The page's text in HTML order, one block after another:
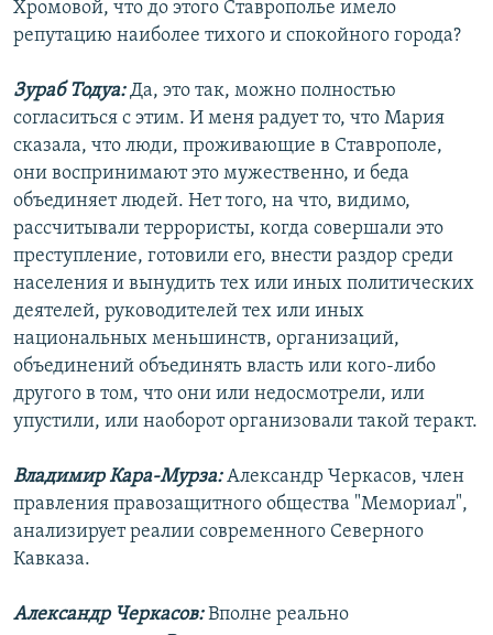
Хромовой, что до этого Ставрополье имело
репутацию наиболее тихого и спокойного города?
Зураб Тодуа:Да, это так, можно полностью
согласиться с этим. И меня радует то, что Мария
сказала, что люди, проживающие в Ставрополе,
они воспринимают это мужественно, и беда
объединяет людей. Нет того, на что, видимо,
рассчитывали террористы, когда совершали это
преступление, готовили его, внести раздор среди
населения и вынудить тех или иных политических
деятелей, руководителей тех или иных
национальных меньшинств, организаций,
объединений объединять власть или кого-либо
другого в том, что они или недосмотрели, или
упустили, или наоборот организовали такой теракт.
Владимир Кара-Мурза:Александр Черкасов, член
правления правозащитного общества "Мемориал",
анализирует реалии современного Северного
Кавказа.
Александр Черкасов:Вполне реально